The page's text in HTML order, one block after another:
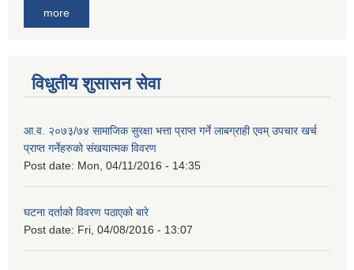
more
विधुतीय शुसासन सेवा
आ.व. २०७३/७४ सामाजिक सुरक्षा भत्ता प्राप्त गर्ने लाबग्राही एवम् उपचार खर्च
प्राप्त गर्नेहरुको संखयात्मक विवरण
Post date: Mon, 04/11/2016 - 14:35
घटना दर्ताको विवरण पठाएको बारे
Post date: Fri, 04/08/2016 - 13:07